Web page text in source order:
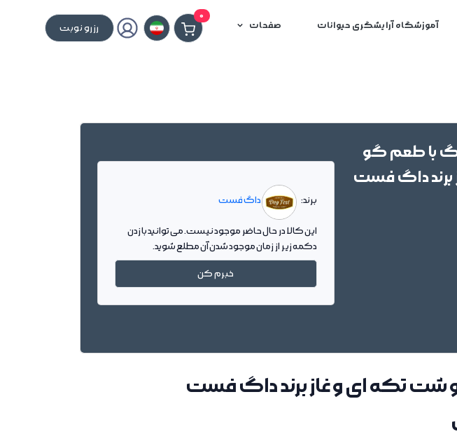
0
رزرو نوبت آموزشگاه آرایشگری حیوانات صفحات
با طعم گو
داگ فست
برند: داگ فست
این کالا در حال حاضر موجود نیست. می توانید با زدن
دکمه زیر از زمان موجود شدن آن مطلع شوید.
خبرم کن
شت تکه ای و غاز برند داگ فست